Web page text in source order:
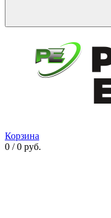
Корзина
0 / 0 руб.